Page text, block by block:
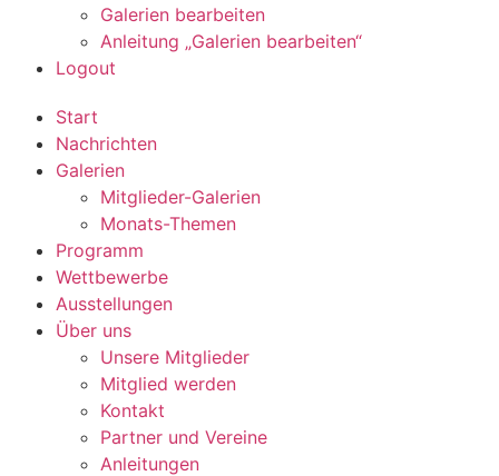
Galerien bearbeiten
Anleitung „Galerien bearbeiten“
Logout
Start
Nachrichten
Galerien
Mitglieder-Galerien
Monats-Themen
Programm
Wettbewerbe
Ausstellungen
Über uns
Unsere Mitglieder
Mitglied werden
Kontakt
Partner und Vereine
Anleitungen